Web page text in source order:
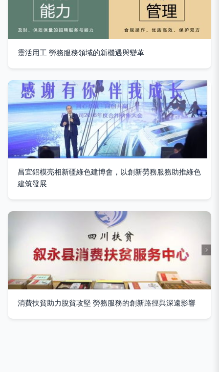
靈活用工 勞務服務領域的新機遇與變革
昌宜鋁模亮相新疆綠色建博會，以創新勞務服務助推綠色
建筑發展
消費扶貧助力脫貧攻堅 勞務服務的創新路徑與深遠影響